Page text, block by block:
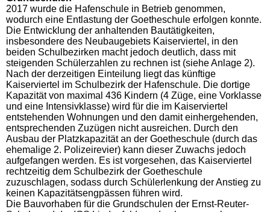
2017 wurde die Hafenschule in Betrieb genommen,
wodurch eine Entlastung der Goetheschule erfolgen konnte.
Die Entwicklung der anhaltenden Bautätigkeiten,
insbesondere des Neubaugebiets Kaiserviertel, in den
beiden Schulbezirken macht jedoch deutlich, dass mit
steigenden Schülerzahlen zu rechnen ist (siehe Anlage 2).
Nach der derzeitigen Einteilung liegt das künftige
Kaiserviertel im Schulbezirk der Hafenschule. Die dortige
Kapazität von maximal 436 Kindern (4 Züge, eine Vorklasse
und eine Intensivklasse) wird für die im Kaiserviertel
entstehenden Wohnungen und den damit einhergehenden,
entsprechenden Zuzügen nicht ausreichen. Durch den
Ausbau der Platzkapazität an der Goetheschule (durch das
ehemalige 2. Polizeirevier) kann dieser Zuwachs jedoch
aufgefangen werden. Es ist vorgesehen, das Kaiserviertel
rechtzeitig dem Schulbezirk der Goetheschule
zuzuschlagen, sodass durch Schülerlenkung der Anstieg zu
keinen Kapazitätsengpässen führen wird.
Die Bauvorhaben für die Grundschulen der Ernst-Reuter-